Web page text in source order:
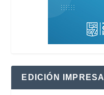
EDICIÓN IMPRESA